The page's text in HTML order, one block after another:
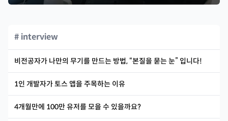
# interview
비전공자가 나만의 무기를 만드는 방법, “본질을 묻는 눈” 입니다!
1인 개발자가 토스 앱을 주목하는 이유
4개월만에 100만 유저를 모을 수 있을까요?